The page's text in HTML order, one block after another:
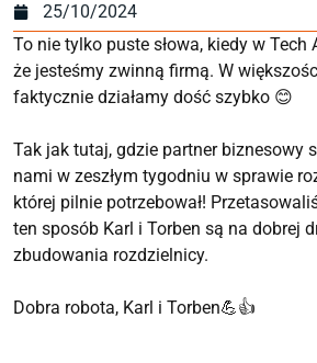
25/10/2024
To nie tylko puste słowa, kiedy w
że jesteśmy zwinną firmą. W
faktycznie działamy dość szybko 😊
Tak jak tutaj, gdzie partner biznesowy
nami w zeszłym tygodniu w sprawie
której pilnie potrzebował!
ten sposób Karl i Torben są na dobrej
zbudowania rozdzielnicy.
Dobra robota, Karl i Torben💪👍